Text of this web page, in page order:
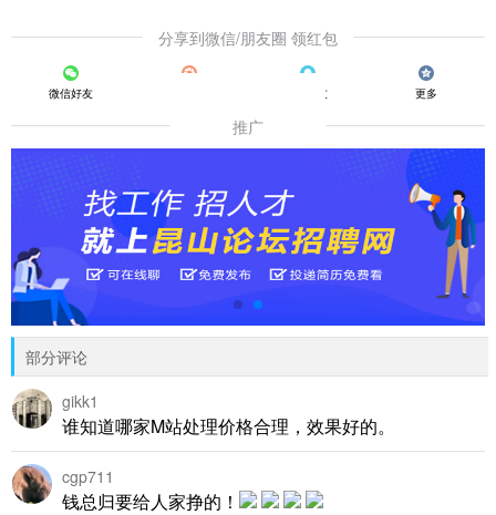
分享到微信/朋友圈 领红包
微信好友 QQ好友 更多
推广
部分评论
gikk1
谁知道哪家M站处理价格合理，效果好的。
cgp711
钱总归要给人家挣的！